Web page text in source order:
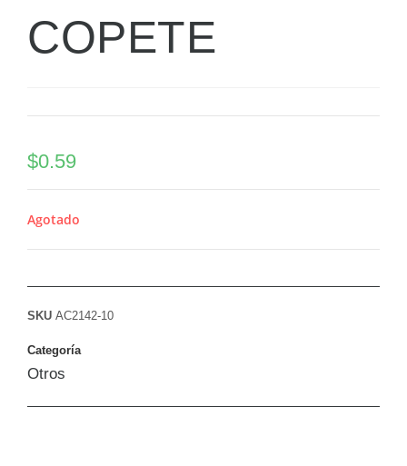
COPETE
$0.59
Agotado
SKU AC2142-10
Categoría
Otros